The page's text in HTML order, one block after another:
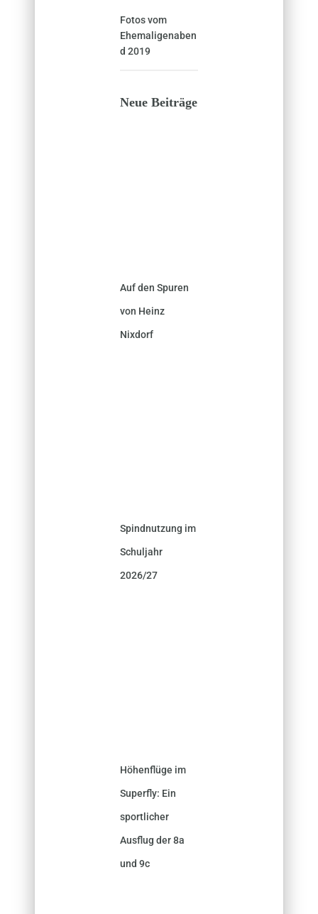
Fotos vom
Ehemaligenaben
d 2019
Neue Beiträge
Auf den Spuren
von Heinz
Nixdorf
Spindnutzung im
Schuljahr
2026/27
Höhenflüge im
Superfly: Ein
sportlicher
Ausflug der 8a
und 9c